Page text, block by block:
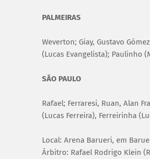
PALMEIRAS
Weverton; Giay, Gustavo
(Lucas Evangelista); Paulinho
SÃO PAULO
Rafael; Ferraresi, Ruan, Alan
(Lucas Ferreira), Ferreirinha
Local: Arena Barueri, em
Árbitro: Rafael Rodrigo Klein